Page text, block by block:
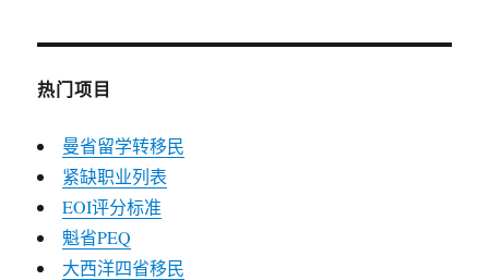
热门项目
曼省留学转移民
紧缺职业列表
EOI评分标准
魁省PEQ
大西洋四省移民